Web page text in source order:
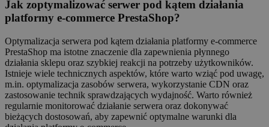
Jak zoptymalizować serwer pod kątem działania
platformy e-commerce PrestaShop?
Optymalizacja serwera pod kątem działania platformy e-commerce
PrestaShop ma istotne znaczenie dla zapewnienia płynnego
działania sklepu oraz szybkiej reakcji na potrzeby użytkowników.
Istnieje wiele technicznych aspektów, które warto wziąć pod uwagę,
m.in. optymalizacja zasobów serwera, wykorzystanie CDN oraz
zastosowanie technik sprawdzających wydajność. Warto również
regularnie monitorować działanie serwera oraz dokonywać
bieżących dostosowań, aby zapewnić optymalne warunki dla